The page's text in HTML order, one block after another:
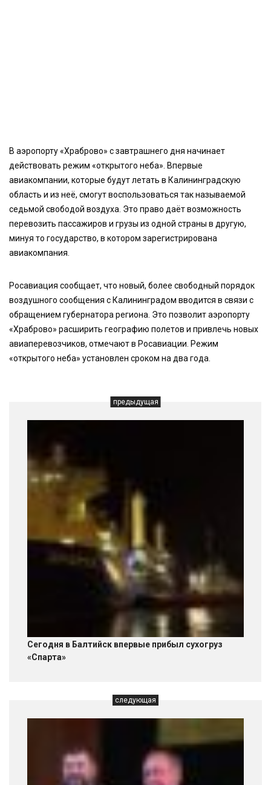
В аэропорту «Храброво» с завтрашнего дня начинает
действовать режим «открытого неба». Впервые
авиакомпании, которые будут летать в Калининградскую
область и из неё, смогут воспользоваться так называемой
седьмой свободой воздуха. Это право даёт возможность
перевозить пассажиров и грузы из одной страны в другую,
минуя то государство, в котором зарегистрирована
авиакомпания.
Росавиация сообщает, что новый, более свободный порядок
воздушного сообщения с Калининградом вводится в связи с
обращением губернатора региона. Это позволит аэропорту
«Храброво» расширить географию полетов и привлечь новых
авиаперевозчиков, отмечают в Росавиации. Режим
«открытого неба» установлен сроком на два года.
предыдущая
Сегодня в Балтийск впервые прибыл сухогруз
«Спарта»
следующая